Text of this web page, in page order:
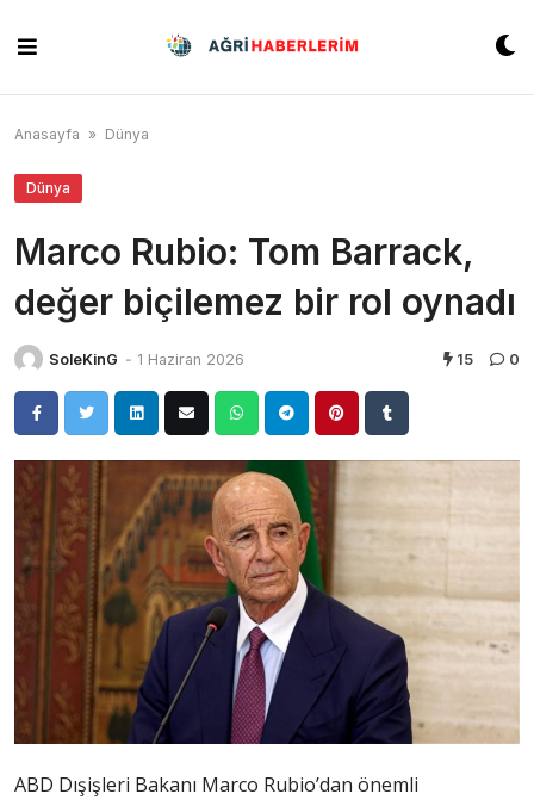
content
Anasayfa » Dünya
Dünya
Marco Rubio: Tom Barrack,
değer biçilemez bir rol oynadı
SoleKinG - 1 Haziran 2026 15 0
ABD Dışişleri Bakanı Marco Rubio’dan önemli